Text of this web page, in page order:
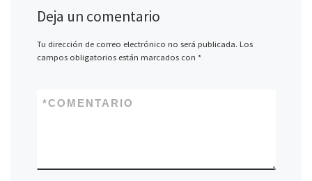
Deja un comentario
Tu dirección de correo electrónico no será publicada. Los
campos obligatorios están marcados con *
COMENTARIO
*